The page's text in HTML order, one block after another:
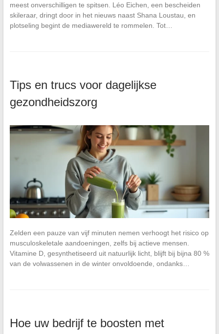
meest onverschilligen te spitsen. Léo Eichen, een bescheiden
skileraar, dringt door in het nieuws naast Shana Loustau, en
plotseling begint de mediawereld te rommelen. Tot…
Tips en trucs voor dagelijkse
gezondheidszorg
Zelden een pauze van vijf minuten nemen verhoogt het risico op
musculoskeletale aandoeningen, zelfs bij actieve mensen.
Vitamine D, gesynthetiseerd uit natuurlijk licht, blijft bij bijna 80 %
van de volwassenen in de winter onvoldoende, ondanks…
Hoe uw bedrijf te boosten met